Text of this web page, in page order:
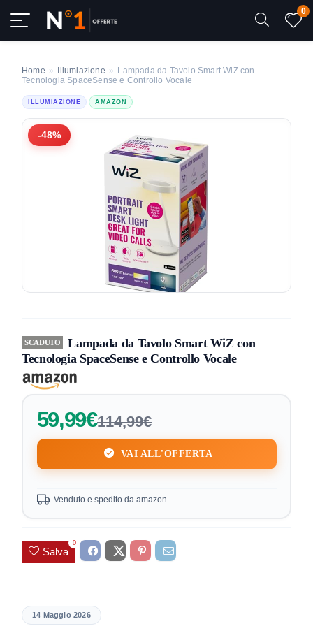
0
Home » Illumiazione » Lampada da Tavolo Smart WiZ con
Tecnologia SpaceSense e Controllo Vocale
ILLUMIAZIONE AMAZON
-48%
SCADUTO
Lampada da Tavolo Smart WiZ con
Tecnologia SpaceSense e Controllo Vocale
59,99€114,99€
VAI ALL'OFFERTA
Venduto e spedito da amazon
Salva
0
14 Maggio 2026